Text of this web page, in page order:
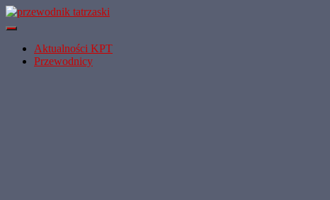
Przełącz
NawigacjęAktualności KPT
Przewodnicy